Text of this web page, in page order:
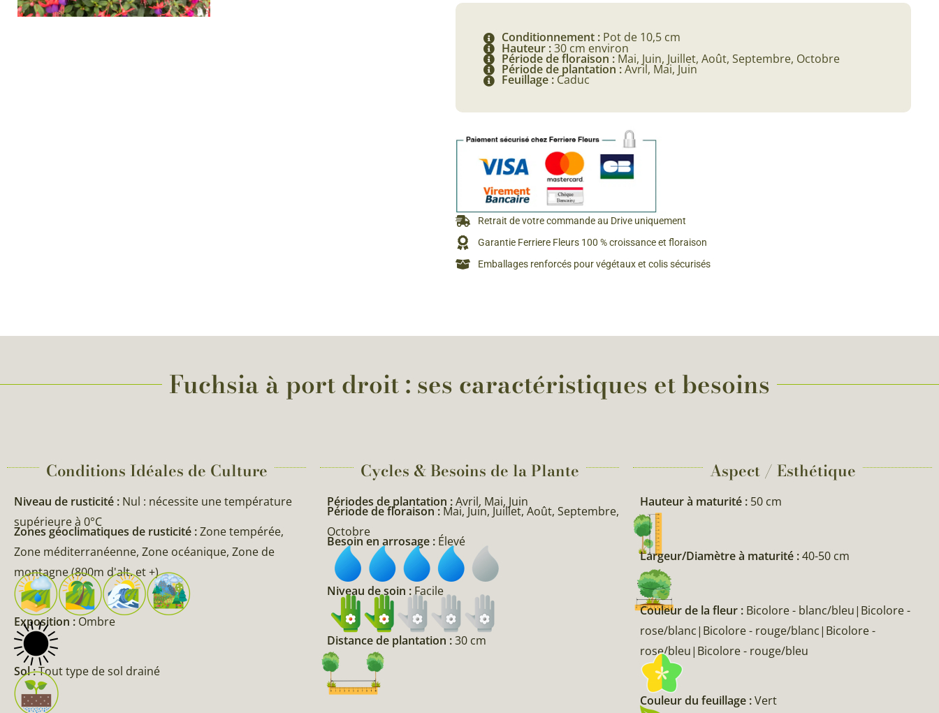
Conditionnement : Pot de 10,5 cm
Hauteur :30 cm environ
Période de floraison : Mai, Juin, Juillet, Août, Septembre, Octobre
Période de plantation :Avril, Mai, Juin
Feuillage : Caduc
Retrait de votre commande au Drive uniquement
Garantie Ferriere Fleurs 100 % croissance et floraison
Emballages renforcés pour végétaux et colis sécurisés
Fuchsia à port droit : ses caractéristiques et besoins
Conditions Idéales de Culture
Niveau de rusticité : Nul : nécessite une température
supérieure à 0°C
Zones géoclimatiques de rusticité :Zone tempérée,
Zone méditerranéenne, Zone océanique, Zone de
montagne (800m d'alt. et +)
Exposition : Ombre
Sol :Tout type de sol drainé
Cycles & Besoins de la Plante​
Périodes de plantation :Avril, Mai, Juin
Période de floraison : Mai, Juin, Juillet, Août, Septembre,
Octobre
Besoin en arrosage : Élevé
Niveau de soin :Facile
Distance de plantation :30 cm
Aspect / Esthétique
Hauteur à maturité : 50 cm
Largeur/Diamètre à maturité :40-50 cm
Couleur de la fleur : Bicolore - blanc/bleu|Bicolore -
rose/blanc|Bicolore - rouge/blanc|Bicolore -
rose/bleu|Bicolore - rouge/bleu
Couleur du feuillage :Vert